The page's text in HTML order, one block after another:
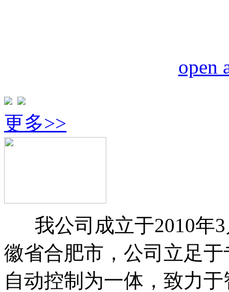
open
更多>>
我公司成立于2010年3
徽省合肥市，公司立足
自动控制为一体，致力